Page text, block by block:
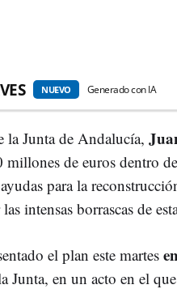
NUEVO Generado con IA
la Junta de Andalucía,
de euros dentro
para la
intensas borrascas de
el plan este martes
Junta, en un acto en el